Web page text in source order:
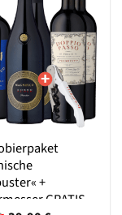
+
GRATIS